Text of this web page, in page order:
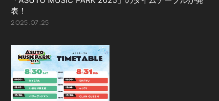
SCHEDULE PROFILE
GOODS
MOVIE
PHOTO
表！
2025.07.25